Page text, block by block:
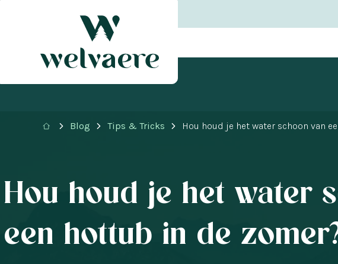
Blog Tips & Tricks Hou houd je het water schoon van
Hou houd je het water
een hottub in de